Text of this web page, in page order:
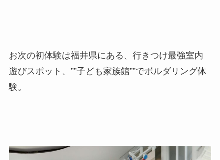
お次の初体験は福井県にある、行きつけ最強室内
遊びスポット、””子ども家族館””でボルダリング体
験。